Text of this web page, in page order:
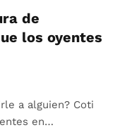
de
los oyentes
a alguien? Coti
en…